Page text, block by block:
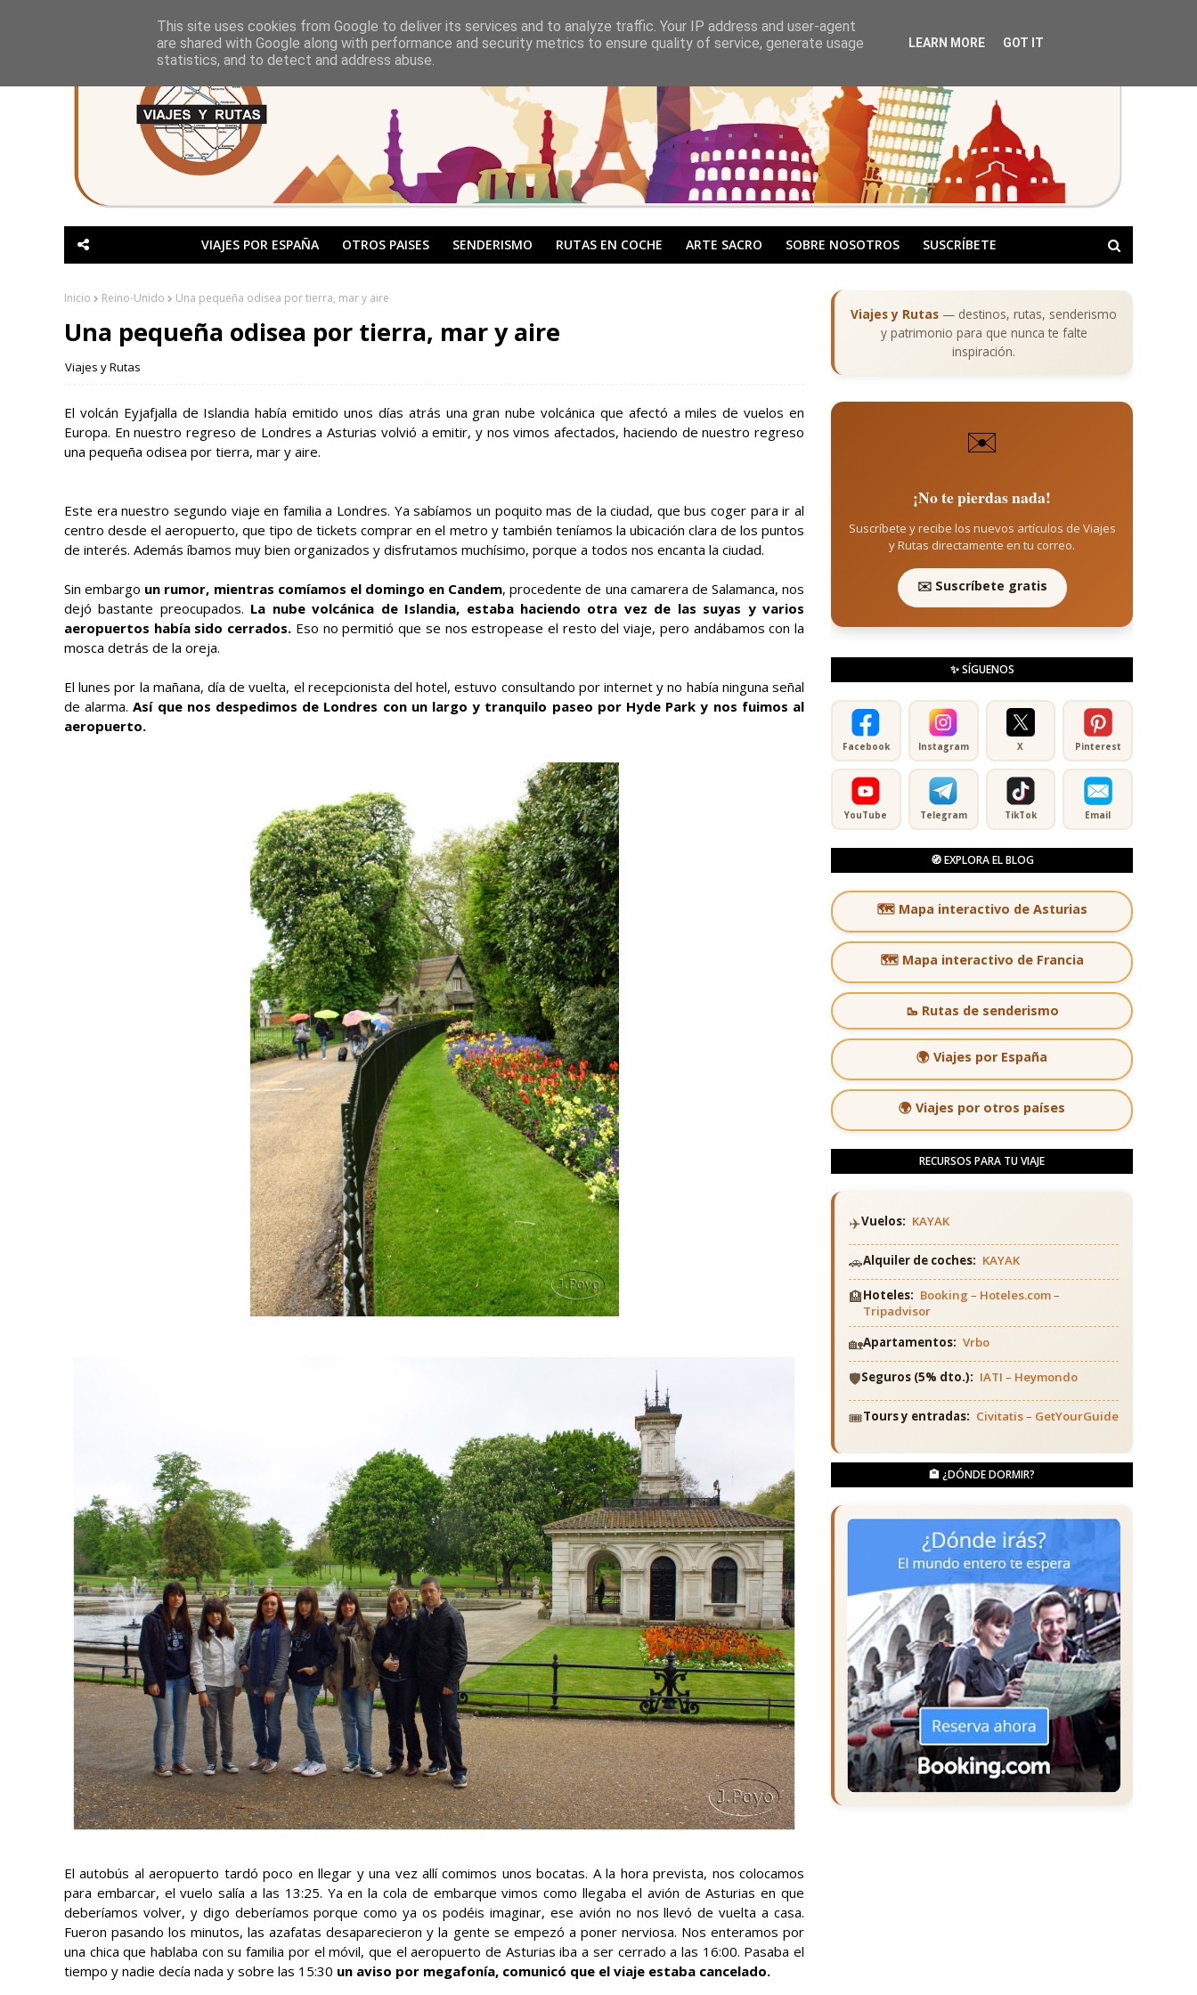
VIAJES POR ESPAÑA OTROS PAISES SENDERISMO RUTAS EN COCHE ARTE SACRO SOBRE NOSOTROS SUSCRÍBETE
Inicio Reino-Unido Una pequeña odisea por tierra, mar y aire
Una pequeña odisea por tierra, mar y aire
Viajes y Rutas
El volcán Eyjafjalla de Islandia había emitido unos días atrás una gran nube volcánica que afectó a miles de vuelos en
Europa. En nuestro regreso de Londres a Asturias volvió a emitir, y nos vimos afectados, haciendo de nuestro regreso
una pequeña odisea por tierra, mar y aire.
Este era nuestro segundo viaje en familia a Londres. Ya sabíamos un poquito mas de la ciudad, que bus coger para ir al
centro desde el aeropuerto, que tipo de tickets comprar en el metro y también teníamos la ubicación clara de los puntos
de interés. Además íbamos muy bien organizados y disfrutamos muchísimo, porque a todos nos encanta la ciudad.
Sin embargo un rumor, mientras comíamos el domingo en Candem, procedente de una camarera de Salamanca, nos
dejó bastante preocupados. La nube volcánica de Islandia, estaba haciendo otra vez de las suyas y varios
aeropuertos había sido cerrados. Eso no permitió que se nos estropease el resto del viaje, pero andábamos con la
mosca detrás de la oreja.
El lunes por la mañana, día de vuelta, el recepcionista del hotel, estuvo consultando por internet y no había ninguna señal
de alarma.Así que nos despedimos de Londres con un largo y tranquilo paseo por Hyde Park y nos fuimos al
aeropuerto.
El autobús al aeropuerto tardó poco en llegar y una vez allí comimos unos bocatas. A la hora prevista, nos colocamos
para embarcar, el vuelo salía a las 13:25. Ya en la cola de embarque vimos como llegaba el avión de Asturias en que
deberíamos volver, y digo deberíamos porque como ya os podéis imaginar, ese avión no nos llevó de vuelta a casa.
Fueron pasando los minutos, las azafatas desaparecieron y la gente se empezó a poner nerviosa. Nos enteramos por
una chica que hablaba con su familia por el móvil, que el aeropuerto de Asturias iba a ser cerrado a las 16:00. Pasaba el
tiempo y nadie decía nada y sobre las 15:30 un aviso por megafonía, comunicó que el viaje estaba cancelado.
Viajes y Rutas — destinos, rutas, senderismo
y patrimonio para que nunca te falte
inspiración.
✉️
¡No te pierdas nada!
Suscríbete y recibe los nuevos artículos de Viajes
y Rutas directamente en tu correo.
✉️ Suscríbete gratis
✨ SÍGUENOS
Facebook Instagram X Pinterest
YouTube Telegram TikTok Email
🧭 EXPLORA EL BLOG
🗺️ Mapa interactivo de Asturias
🗺️ Mapa interactivo de Francia
🥾 Rutas de senderismo
🌍 Viajes por España
🌍 Viajes por otros países
RECURSOS PARA TU VIAJE
✈️Vuelos: KAYAK
🚗Alquiler de coches: KAYAK
🏨Hoteles: Booking – Hoteles.com–
Tripadvisor
🏡Apartamentos: Vrbo
🛡️Seguros (5% dto.): IATI – Heymondo
🎟️Tours y entradas: Civitatis– GetYourGuide
🏨 ¿DÓNDE DORMIR?
This site uses cookies from Google to deliver its services and to analyze traffic. Your IP address and user-agent
are shared with Google along with performance and security metrics to ensure quality of service, generate usage
statistics, and to detect and address abuse.
LEARN MORE GOT IT